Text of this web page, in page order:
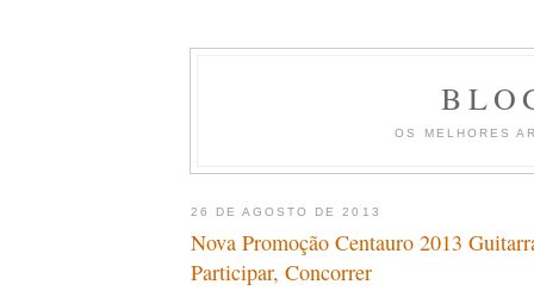
OS MELHORES
26 DE AGOSTO DE 2013
Nova Promoção Centauro 2013
Participar, Concorrer